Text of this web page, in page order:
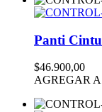
Panti
$46.900,00
AGREGAR